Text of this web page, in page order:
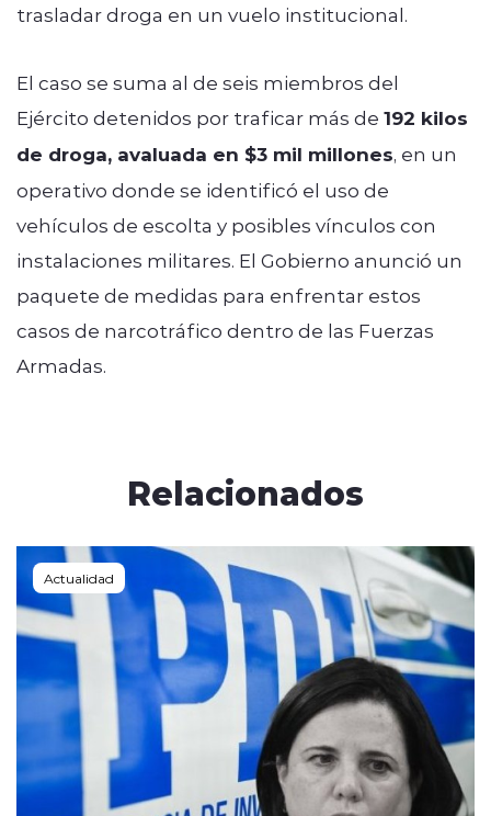
trasladar droga en un vuelo institucional.
El caso se suma al de seis miembros del
Ejército detenidos por traficar más de 192 kilos
de droga, avaluada en $3 mil millones, en un
operativo donde se identificó el uso de
vehículos de escolta y posibles vínculos con
instalaciones militares. El Gobierno anunció un
paquete de medidas para enfrentar estos
casos de narcotráfico dentro de las Fuerzas
Armadas.
Relacionados
Actualidad